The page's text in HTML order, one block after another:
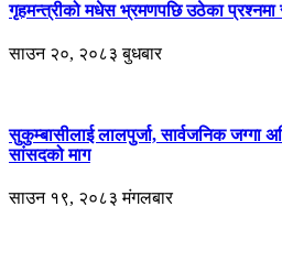
गृहमन्त्रीको मधेस भ्रमणपछि उठेका
साउन २०, २०८३ बुधबार
सुकुम्बासीलाई लालपुर्जा, सार्वजनिक जग्गा
सांसदको माग
साउन १९, २०८३ मंगलबार